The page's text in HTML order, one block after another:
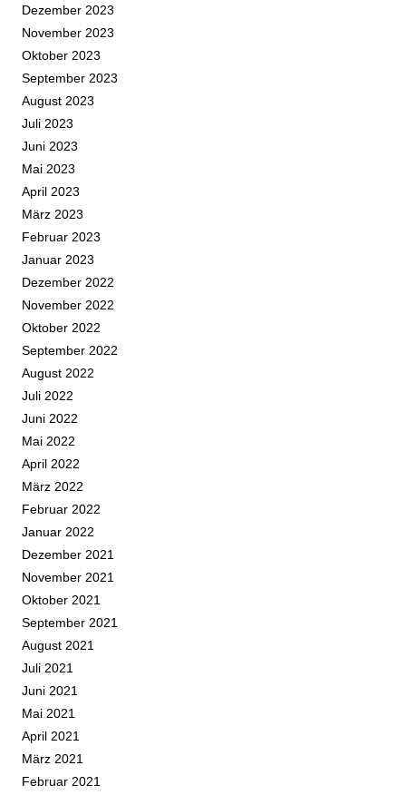
Dezember 2023
November 2023
Oktober 2023
September 2023
August 2023
Juli 2023
Juni 2023
Mai 2023
April 2023
März 2023
Februar 2023
Januar 2023
Dezember 2022
November 2022
Oktober 2022
September 2022
August 2022
Juli 2022
Juni 2022
Mai 2022
April 2022
März 2022
Februar 2022
Januar 2022
Dezember 2021
November 2021
Oktober 2021
September 2021
August 2021
Juli 2021
Juni 2021
Mai 2021
April 2021
März 2021
Februar 2021